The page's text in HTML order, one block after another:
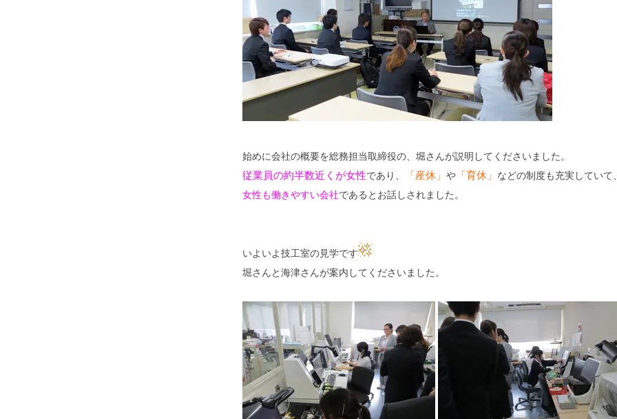
始めに会社の概要を総務担当取締役の、堀さんが説明してくださいました。
従業員の約半数近くが女性であり、 「産休」 や 「育休」 などの制度も充実していて、
女性も働きやすい会社であるとお話しされました。
いよいよ技工室の見学です
堀さんと海津さんが案内してくださいました。